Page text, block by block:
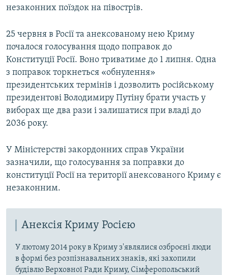
незаконних поїздок на півострів.
25 червня в Росії та анексованому нею Криму
почалося голосування щодо поправок до
Конституції Росії. Воно триватиме до 1 липня. Одна
з поправок торкнеться «обнулення»
президентських термінів і дозволить російському
президентові Володимиру Путіну брати участь у
виборах ще два рази і залишатися при владі до
2036 року.
У Міністерстві закордонних справ України
зазначили, що голосування за поправки до
конституції Росії на території анексованого Криму є
незаконним.
Анексія Криму Росією
У лютому 2014 року в Криму з'являлися озброєні люди
в формі без розпізнавальних знаків, які захопили
будівлю Верховної Ради Криму, Сімферопольський